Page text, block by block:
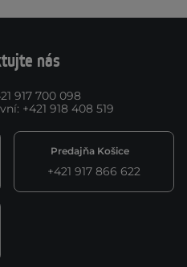
nás
917 700 098
: +421 918 408 519
Predajňa Košice
+421 917 866 622